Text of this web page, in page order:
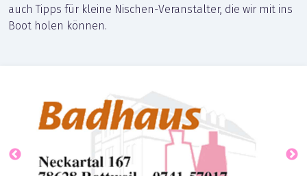
auch Tipps für kleine Nischen-Veranstalter, die wir mit ins
Boot holen können.